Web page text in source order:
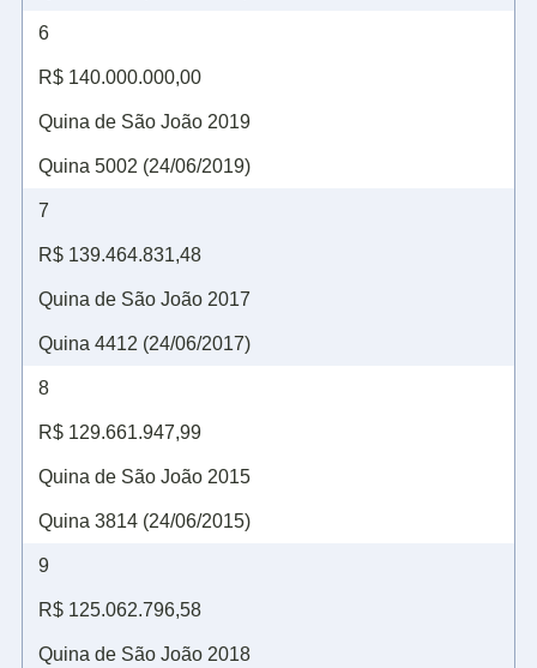
6
R$ 140.000.000,00
Quina de São João 2019
Quina 5002 (24/06/2019)
7
R$ 139.464.831,48
Quina de São João 2017
Quina 4412 (24/06/2017)
8
R$ 129.661.947,99
Quina de São João 2015
Quina 3814 (24/06/2015)
9
R$ 125.062.796,58
Quina de São João 2018